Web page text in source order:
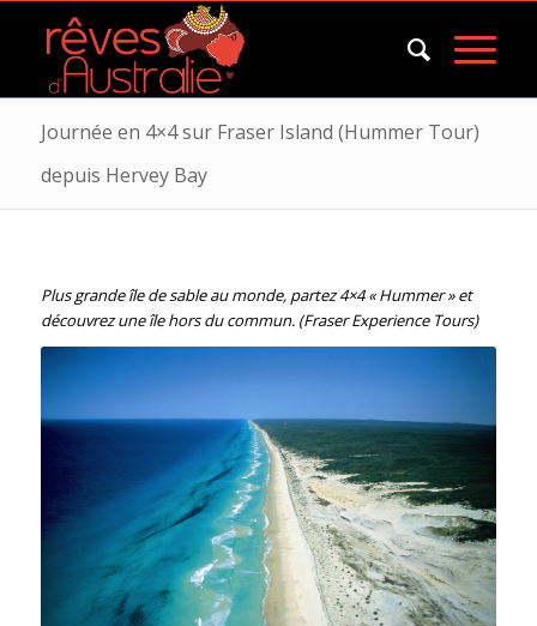
Journée en 4×4 sur Fraser Island (Hummer Tour)
depuis Hervey Bay
Plus grande île de sable au monde, partez 4×4 « Hummer » et
découvrez une île hors du commun. (Fraser Experience Tours)